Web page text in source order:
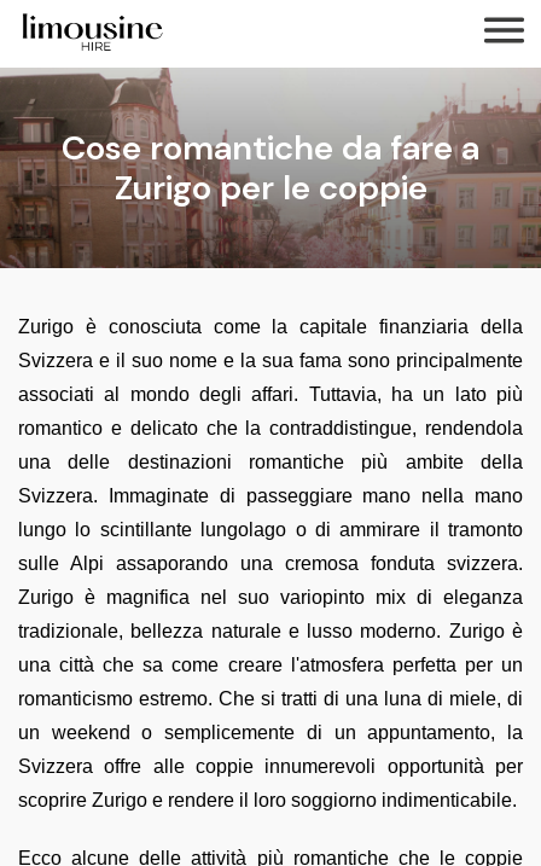
Cose romantiche da fare a
Zurigo per le coppie
Zurigo è conosciuta come la capitale finanziaria della
Svizzera e il suo nome e la sua fama sono principalmente
associati al mondo degli affari. Tuttavia, ha un lato più
romantico e delicato che la contraddistingue, rendendola
una delle destinazioni romantiche più ambite della
Svizzera. Immaginate di passeggiare mano nella mano
lungo lo scintillante lungolago o di ammirare il tramonto
sulle Alpi assaporando una cremosa fonduta svizzera.
Zurigo è magnifica nel suo variopinto mix di eleganza
tradizionale, bellezza naturale e lusso moderno. Zurigo è
una città che sa come creare l'atmosfera perfetta per un
romanticismo estremo. Che si tratti di una luna di miele, di
un weekend o semplicemente di un appuntamento, la
Svizzera offre alle coppie innumerevoli opportunità per
scoprire Zurigo e rendere il loro soggiorno indimenticabile.
Ecco alcune delle attività più romantiche che le coppie